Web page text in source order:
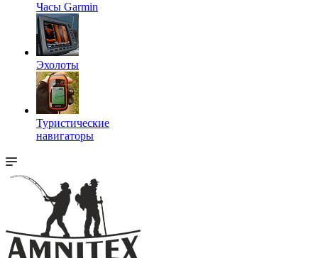
Часы Garmin
Эхолоты
Туристические
навигаторы